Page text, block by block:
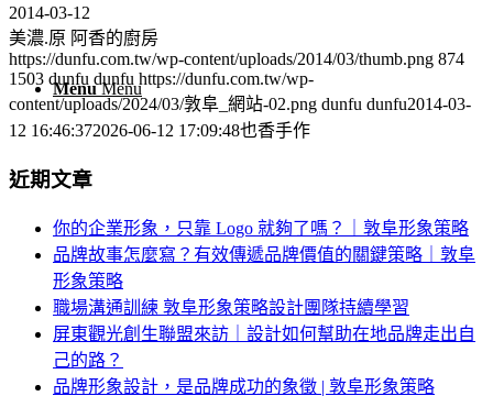
Menu Menu
2014-03-12
美濃.原 阿香的廚房
https://dunfu.com.tw/wp-content/uploads/2014/03/thumb.png 874
1503 dunfu dunfu https://dunfu.com.tw/wp-
content/uploads/2024/03/敦阜_網站-02.png dunfu dunfu2014-03-
12 16:46:372026-06-12 17:09:48也香手作
近期文章
你的企業形象，只靠 Logo 就夠了嗎？｜敦阜形象策略
品牌故事怎麼寫？有效傳遞品牌價值的關鍵策略｜敦阜
形象策略
職場溝通訓練 敦阜形象策略設計團隊持續學習
屏東觀光創生聯盟來訪｜設計如何幫助在地品牌走出自
己的路？
品牌形象設計，是品牌成功的象徵 | 敦阜形象策略